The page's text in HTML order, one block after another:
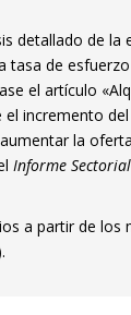
detallado de la
tasa de
el artículo
el incremento
la
Informe
a partir de los